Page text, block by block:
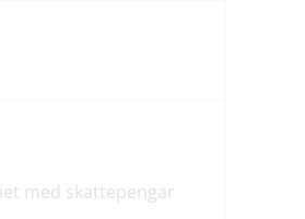
med skattepengar